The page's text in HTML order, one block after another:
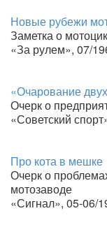
Новые рубежи
Заметка о
«За рулем», 07/
«Очарование
Очерк о
«Советский
Про кота в мешке
Очерк о
мотозаводе
«Сигнал», 05-06/